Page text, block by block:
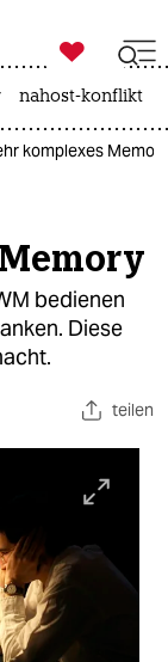

taz zahl ich
nahost-konflikt
komplexes Memory
bedienen
Diese
teilen